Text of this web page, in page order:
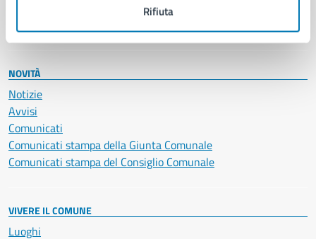
Rifiuta
NOVITÀ
Notizie
Avvisi
Comunicati
Comunicati stampa della Giunta Comunale
Comunicati stampa del Consiglio Comunale
VIVERE IL COMUNE
Luoghi